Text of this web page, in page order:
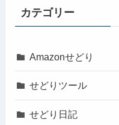
カテゴリー
Amazonせどり
せどりツール
せどり日記